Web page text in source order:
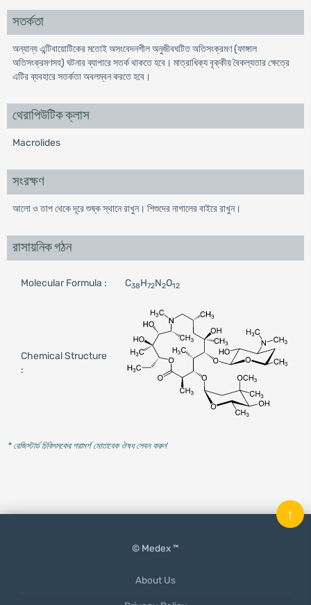
সতর্কতা
অন্যান্য এন্টিবায়োটিকের মতোই অসংবেদনশীল অনুজীবঘটিত অতিসংক্রমণ (ফাঙ্গাল
অতিসংক্রমণসহ) ঘটনার ব্যাপারে সতর্ক থাকতে হবে। মাত্রাধিক্য বৃক্কীয় বৈকল্যতার ক্ষেত্রে
এটির ব্যবহারে সতর্কতা অবলম্বন করতে হবে।
থেরাপিউটিক ক্লাস
Macrolides
সংরক্ষণ
আলো ও তাপ থেকে দূরে শুষ্ক স্থানে রাখুন। শিশুদের নাগালের বাইরে রাখুন।
রাসায়নিক গঠন
Molecular Formula : C38H72N2O12
Chemical Structure
:
* রেজিস্টার্ড চিকিৎসকের পরামর্শ মোতাবেক ঔষধ সেবন করুন'
© Medex ™
About Us
↑